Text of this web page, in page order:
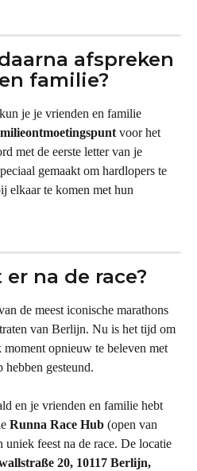
afspreken
familie?
je je vrienden en familie
voor het
met de eerste letter van je
gemaakt om hardlopers te
elkaar te komen met hun
na de race?
de meest iconische marathons
van Berlijn. Nu is het tijd om
opnieuw te beleven met
hebben gesteund.
en je vrienden en familie hebt
Runna Race Hub (open van
feest na de race. De locatie
20, 10117 Berlijn,